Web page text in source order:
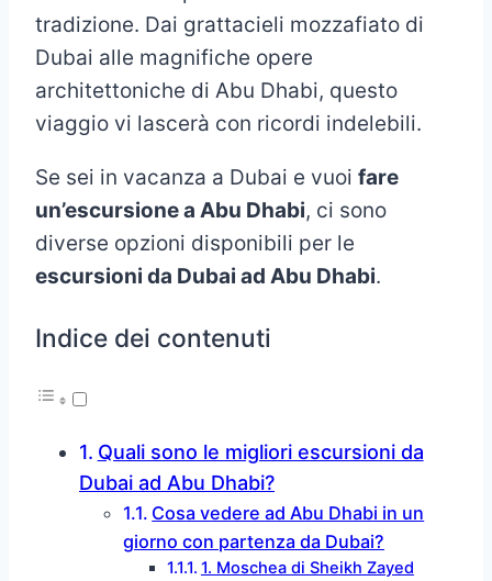
tradizione. Dai grattacieli mozzafiato di
Dubai alle magnifiche opere
architettoniche di Abu Dhabi, questo
viaggio vi lascerà con ricordi indelebili.
Se sei in vacanza a Dubai e vuoi fare
un’escursione a Abu Dhabi, ci sono
diverse opzioni disponibili per le
escursioni da Dubai ad Abu Dhabi.
Indice dei contenuti
Quali sono le migliori escursioni da
Dubai ad Abu Dhabi?
Cosa vedere ad Abu Dhabi in un
giorno con partenza da Dubai?
1. Moschea di Sheikh Zayed